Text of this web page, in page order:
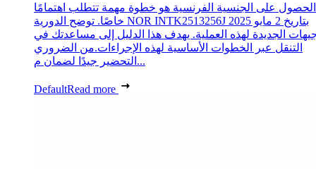
الحصول على الجنسية الفرنسية هو خطوة مهمة تتطلب اهتمامًا
خاصًا. توضح الدورية NOR INTK2513256J بتاريخ 2 مايو 2025
الجديدة لهذه العملية. يهدف هذا الدليل إلى مساعدتك في
التنقل عبر الخطوات الأساسية لهذه الإجراءات.من الضروري
التحضير جيدًا لضمان م...
DefaultRead more